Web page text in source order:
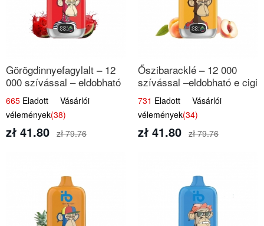
Görögdinnyefagylalt – 12
000 szívással – eldobható
elektromos cigi
665 Eladott Vásárlói
vélemények(38)
zł 41.80 zł 79.76
Őszibaracklé – 12 000
szívással –eldobható e cigi
731 Eladott Vásárlói
vélemények(34)
zł 41.80 zł 79.76